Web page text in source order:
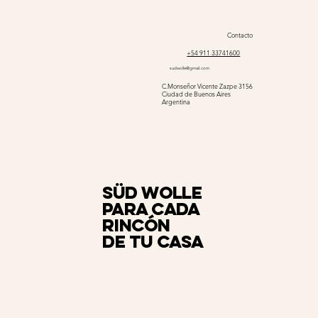
Süd Wolle
para cada
rincón
de tu casa
Contacto
+54 911 33741600
sudwolle@gmail.com
C.Monseñor Vicente Zazpe 3156
Ciudad de Buenos Aires
Argentina